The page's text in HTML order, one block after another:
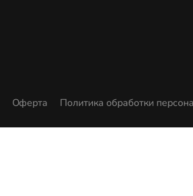
Оферта Политика обработки